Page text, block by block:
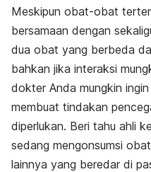
Meskipun obat-obat
bersamaan dengan
dua obat yang berbeda
bahkan jika interaksi
dokter Anda mungkin
membuat tindakan
diperlukan. Beri tahu ahli
sedang mengonsumsi
lainnya yang beredar di